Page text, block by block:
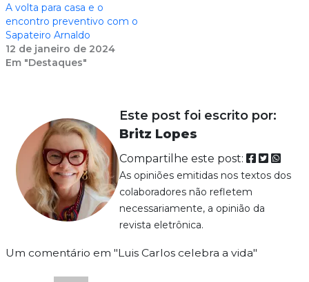
A volta para casa e o
encontro preventivo com o
Sapateiro Arnaldo
12 de janeiro de 2024
Em "Destaques"
Este post foi escrito por:
Britz Lopes
Compartilhe este post:
As opiniões emitidas nos textos dos
colaboradores não refletem
necessariamente, a opinião da
revista eletrônica.
Um comentário em "Luis Carlos celebra a vida"